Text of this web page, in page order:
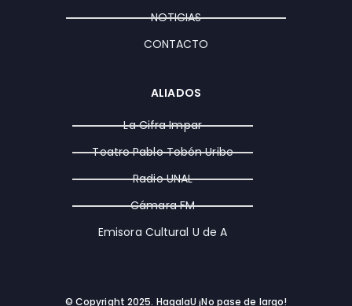
NOTICIAS
CONTACTO
ALIADOS
La Cifra Impar
Teatro Pablo Tobón Uribe
Radio UNAL
Cámara FM
Emisora Cultural U de A
© Copyright 2025. HagalaU ¡No pase de largo!